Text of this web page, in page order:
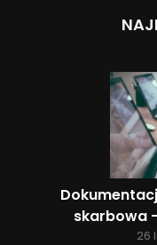
skarbowa
26